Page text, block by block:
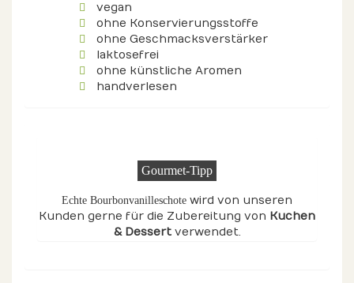
vegan
ohne Konservierungsstoffe
ohne Geschmacksverstärker
laktosefrei
ohne künstliche Aromen
handverlesen
Gourmet-Tipp
Echte Bourbonvanilleschote wird von unseren
Kunden gerne für die Zubereitung von Kuchen
& Dessertverwendet.